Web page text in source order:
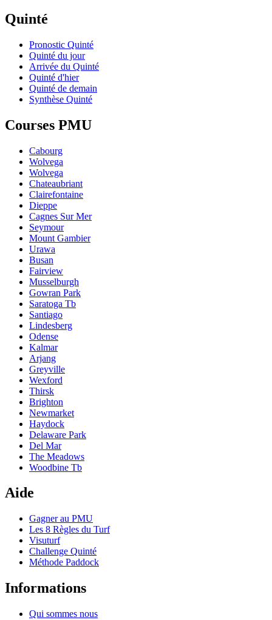
Quinté
Pronostic Quinté
Quinté du jour
Arrivée du Quinté
Quinté d'hier
Quinté de demain
Synthèse Quinté
Courses PMU
Cabourg
Wolvega
Wolvega
Chateaubriant
Clairefontaine
Dieppe
Cagnes Sur Mer
Seymour
Mount Gambier
Urawa
Busan
Fairview
Musselburgh
Gowran Park
Saratoga Tb
Santiago
Lindesberg
Odense
Kalmar
Arjang
Greyville
Wexford
Thirsk
Brighton
Newmarket
Haydock
Delaware Park
Del Mar
The Meadows
Woodbine Tb
Aide
Gagner au PMU
Les 8 Règles du Turf
Visuturf
Challenge Quinté
Méthode Paddock
Informations
Qui sommes nous